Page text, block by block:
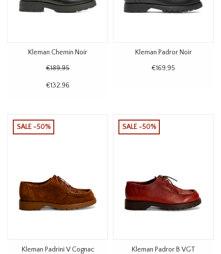
Kleman Chemin Noir
€189,95
€132,96
Kleman Padror Noir
€169,95
SALE -50%
Kleman Padrini V Cognac
SALE -50%
Kleman Padror B VGT